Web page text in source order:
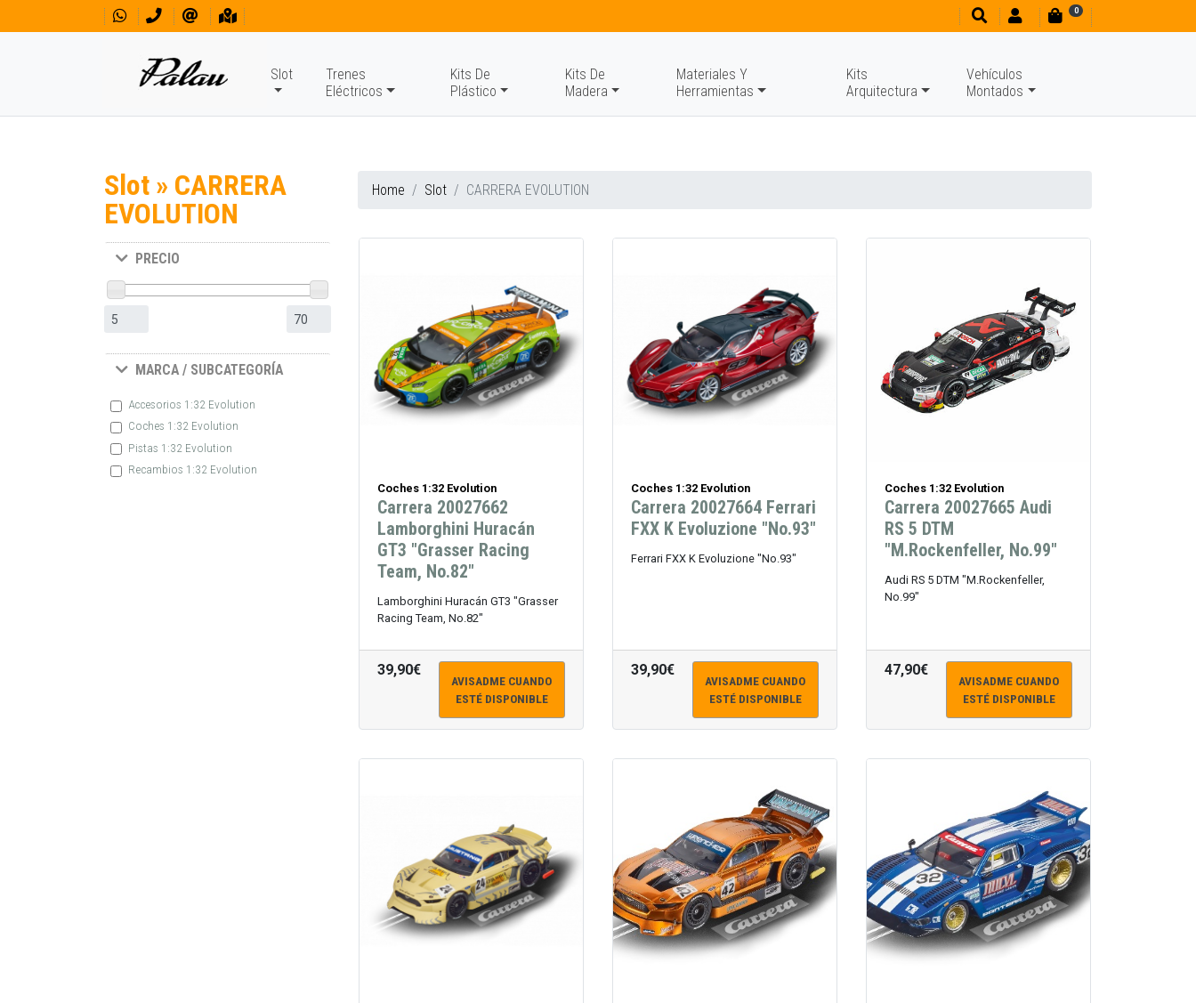
0
Slot
Trenes
Eléctricos
Kits De
Plástico
Kits De
Madera
Materiales Y
Herramientas
Kits
Arquitectura
Vehículos
Montados
Slot » CARRERA
EVOLUTION
PRECIO
MARCA / SUBCATEGORÍA
Accesorios 1:32 Evolution
Coches 1:32 Evolution
Pistas 1:32 Evolution
Recambios 1:32 Evolution
Home Slot CARRERA EVOLUTION
Coches 1:32 Evolution
Carrera 20027662
Lamborghini Huracán
GT3 "Grasser Racing
Team, No.82"
Lamborghini Huracán GT3 "Grasser
Racing Team, No.82"
39,90€
AVISADME CUANDO
ESTÉ DISPONIBLE
Coches 1:32 Evolution
Carrera 20027664 Ferrari
FXX K Evoluzione "No.93"
Ferrari FXX K Evoluzione "No.93"
39,90€
AVISADME CUANDO
ESTÉ DISPONIBLE
Coches 1:32 Evolution
Carrera 20027665 Audi
RS 5 DTM
"M.Rockenfeller, No.99"
Audi RS 5 DTM "M.Rockenfeller,
No.99"
47,90€
AVISADME CUANDO
ESTÉ DISPONIBLE